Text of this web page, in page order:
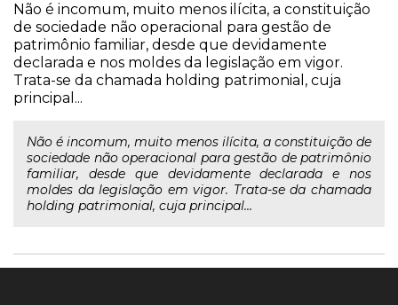
Não é incomum, muito menos ilícita, a constituição
de sociedade não operacional para gestão de
patrimônio familiar, desde que devidamente
declarada e nos moldes da legislação em vigor.
Trata-se da chamada holding patrimonial, cuja
principal...
Não é incomum, muito menos ilícita, a constituição de
sociedade não operacional para gestão de patrimônio
familiar, desde que devidamente declarada e nos
moldes da legislação em vigor. Trata-se da chamada
holding patrimonial, cuja principal...